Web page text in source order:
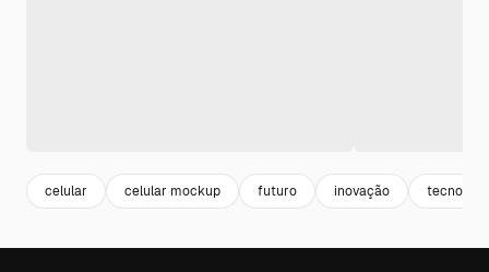
celular celular mockup futuro inovação